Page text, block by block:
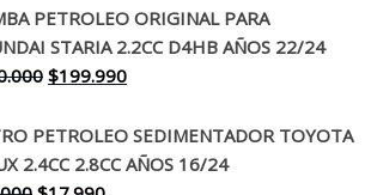
original
era:
$650.000.
actual
es:
$519.990.
PETROLEO ORIGINAL PARA
STARIA 2.2CC D4HB AÑOS 22/24
El
original
era:
$260.000.
$199.990El
actual
es:
PETROLEO SEDIMENTADOR TOYOTA
2.4CC 2.8CC AÑOS 16/24